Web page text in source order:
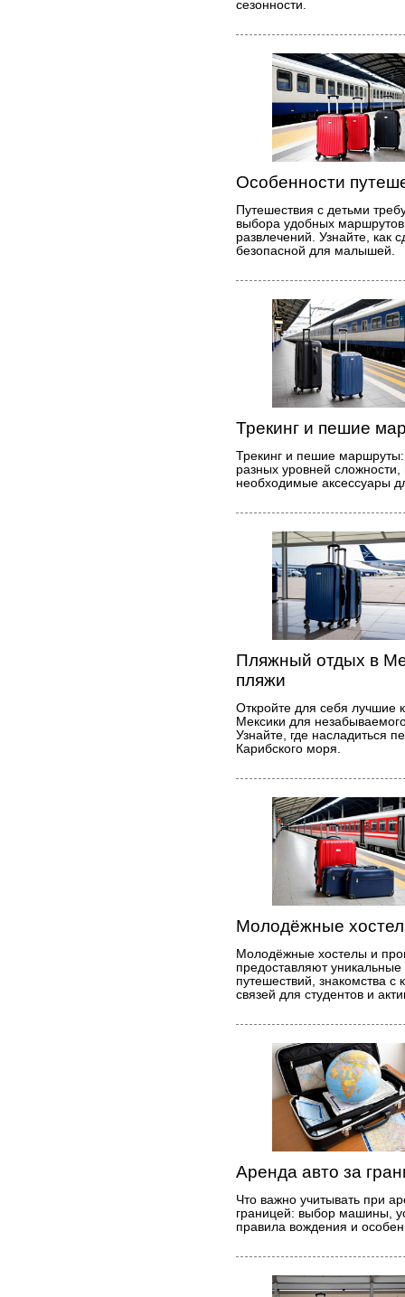
сезонности.
Особенности
Путешествия с детьми
выбора удобных маршрутов
развлечений. Узнайте, как
безопасной для малышей.
Трекинг и пешие
Трекинг и пешие
разных уровней сложности,
необходимые аксессуары
Пляжный отдых в
пляжи
Откройте для себя лучшие
Мексики для
Узнайте, где насладиться
Карибского моря.
Молодёжные
Молодёжные хостелы и
предоставляют
путешествий, знакомства
связей для студентов и
Аренда авто за
Что важно учитывать при
границей: выбор машины,
правила вождения и